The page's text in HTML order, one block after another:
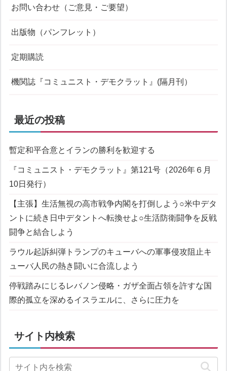
お問い合わせ（ご意見・ご要望）
出版物（パンフレット）
定期購読
機関誌『コミュニスト・デモクラット』(隔月刊）
最近の投稿
暫定和平合意とイランの勝利を歓迎する
『コミュニスト・デモクラット』第121号（2026年６月
10日発行）
【主張】生活無視の高市戦争内閣を打倒しよう ○米中デタ
ントに続き日中デタントへ転換せよ ○生活防衛闘争を反戦
闘争と結合しよう
ラウル起訴糾弾 トランプのキューバへの軍事侵攻阻止キ
ューバ人民の熱き闘いに合流しよう
停戦踏みにじるレバノン侵略・ガザ全面占領を許すな国
際的孤立を深めるイスラエルに、さらに圧力を
サイト内検索